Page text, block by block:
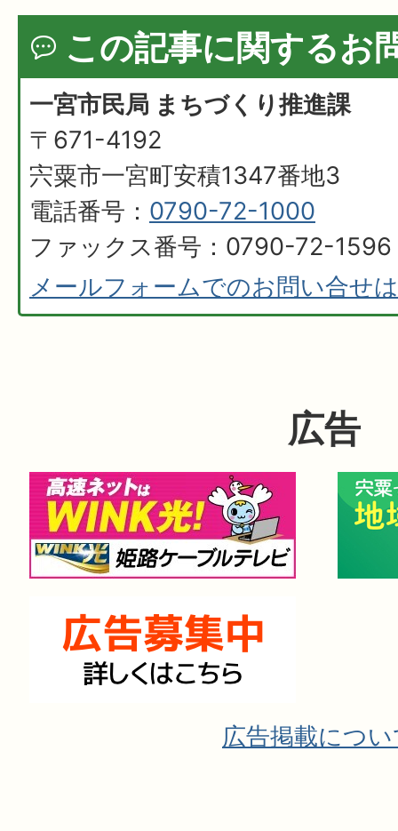
この記事に関するお
一宮市民局 まちづくり推進課
〒671-4192
宍粟市一宮町安積1347番地3
電話番号： 0790-72-1000
ファックス番号：0790-72-1596
メールフォームでのお問い合せ
広告
広告掲載につ